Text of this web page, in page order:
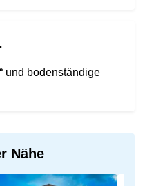
und bodenständige
Nähe